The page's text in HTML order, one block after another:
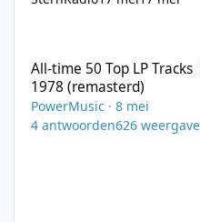
All-time 50 Top LP
1978 (remasterd)
PowerMusic ·8 mei
4 antwoorden626